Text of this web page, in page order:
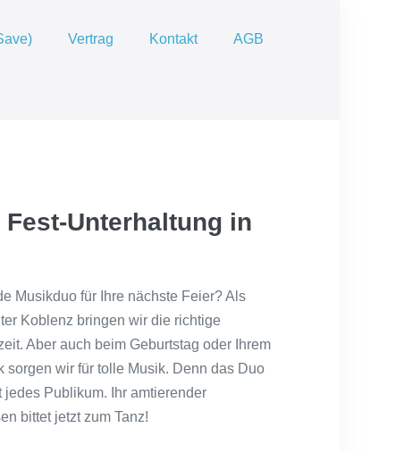
Vertrag Kontakt AGB
Unterhaltung in
Musikduo für Ihre nächste Feier? Als
Koblenz bringen wir die richtige
Aber auch beim Geburtstag oder Ihrem
sorgen wir für tolle Musik. Denn das Duo
Publikum. Ihr amtierender
bittet jetzt zum Tanz!